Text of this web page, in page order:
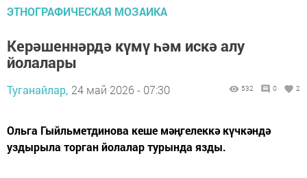
ЭТНОГРАФИЧЕСКАЯ МОЗАИКА
Керәшеннәрдә күмү һәм искә алу
йолалары
Туганайлар, 24 май 2026 - 07:30 532 0 2
Ольга Гыйльметдинова кеше мәңгелеккә күчкәндә
уздырыла торган йолалар турында язды.